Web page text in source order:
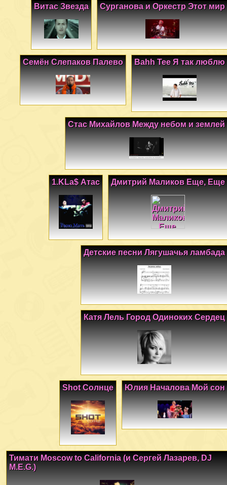
Сурганова и Оркестр Этот мир
Витас Звезда
Bahh Tee Я так люблю
Семён Слепаков Палево
Стас Михайлов Между небом и землей
Дмитрий Маликов Еще, Еще
1.KLa$ Атас
Детские песни Лягушачья ламбада
Катя Лель Город Одиноких Сердец
Юлия Началова Мой сон
Shot Солнце
Тимати Moscow to California (и Сергей Лазарев, DJ
M.E.G.)